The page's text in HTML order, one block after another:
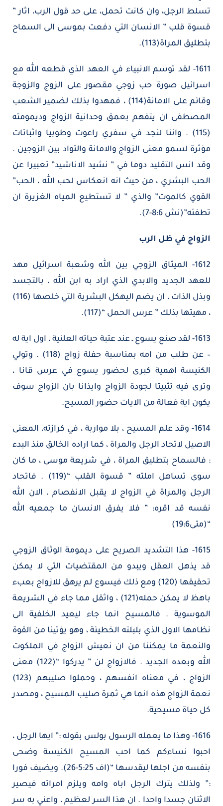
تسلط الرجل، وان كانت تحمل، على حد قول الرب، اثار ”
قسوة قلب ” الانسان التي دفعت بموسى الى السماح
بتطليق المراة(113).
1611- لقد توسم الانبياء في العهد الذي قطعه الله مع
اسرائيل صورة حب زوجي مقصور على الزوج والزوجة
وقائم على الامانة(114) ، فمهدوا بذلك لضمير الشعب
المصطفى ان يتفهم بعمق وحدانية الزواج وديمومته
(115) . واننا لنجد في سفري راعوت وطوبيا واثباتات
مؤثرة لسمو معنى الزواج والامانة والتواد بين الزوجين .
وقد انس التقليد دوما في ” نشيد الاناشيد” تعبيرا عن
الحب البشري ، من حيث انه انعكاس لحب الله ، الحب”
القوي كالموت” والذي ” لا تستطيع المياه الغزيرة ان
تطفئه”(نش 8:6-7).
الزواج في ظل الرب
1612- الميثاق الزوجي بين الله وشعبة اسرائيل مهد
للعهد الجديد والابدي الذي اراد به ابن الله ، بالتجسد
وبذل الذات ، ان يضم اليهكل البشرية التي خلصها (116)
، مهيتها بذلك ” عرس الحمل “(117).
1613- لقد صنع يسوع ـ عند عتبة حياته العلنية ، اول اية له
– عن طلب من امه بمناسبة حفلة زواج (118) . وتولي
الكنيسة اهمية كبرى لحضور يسوع في عرس قانا ،
وترى فيه تثبيتا لجودة الزواج وايذانا بان الزواج سوف
يكون اية فعالة من الايات حضور المسيح.
1614- وقد علم المسيح ، بلا مواربة ، في كرازته، المعنى
الاصيل لاتحاد الرجل والمراة ، كما اراده الخالق منذ البدء
: فالسماح بتطليق المراة ، في شريعة موسى ، ما كان
سوى تساهل املته ” قسوة القلب “(119) . فاتحاد
الرجل والمراة في الزواج لا يقبل الانفصام ، الان الله
نفسه قد اقره: ” فلا يفرق الانسان ما جمعيه الله
“(متى19:6)
1615- هذا التشديد الصريح على ديمومة الوثاق الزوجي
قد يذهل العقل ويبدو من المقتضيات التي لا يمكن
تحقيقها (120) ومع ذلك فيسوع لم يرهق للازواج بعبء
باهظ لا يمكن حمله(121) ، واثقل مما جاء في الشريعة
الموسوية . فالمسيح انما جاء ليعيد الخلفية الى
نظامها الاول الذي بلبلته الخطيئة ، وهو يؤتينا من القوة
والنعمة ما يمكننا من ان نعيش الزواج في الملكوت
الله وبعده الجديد . فالازواج لن ” يدركوا “(122) معنى
الزواج ، في معناه انفسهم ، وحملوا صليبهم (123)
نعمة الزواج هذه انما هي ثمرة صليب المسيح ، ومصدر
كل حياة مسيحية.
1616- وهذا ما يعمله الرسول بولس بقوله :” ايها الرجل ،
احبوا نساءكم كما احب المسيح الكنيسة وضحى
بنفسه من اجلها ليقدسها “(اف 5:25-26). ويضيف فورا
:” ولذلك يترك الرجل اباه وامه ويلزم امراته فيصير
الاثنان جسدا واحدا . ان هذا السر لعظيم ، واعني به سر